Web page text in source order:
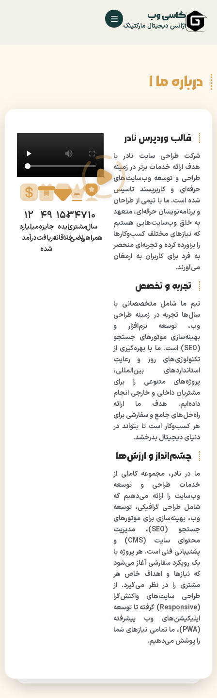
گاسی وب
آژانس دیجیتال مارکتینگ
درباره ما 1
قالب وردپرس نادر
شرکت طراحی سایت نادر با
هدف ارائه خدمات برتر در زمینه
طراحی و توسعه وب‌سایت‌های
حرفه‌ای و کاربرپسند تاسیس
شده است. ما با تیمی از طراحان
و برنامه‌نویسان حرفه‌ای، متعهد
به خلق وب‌سایت‌هایی هستیم
که نیازهای مختلف کسب‌وکارها
را برآورده کرده و تجربه‌ای منحصر
به فرد برای کاربران به ارمغان
می‌آورند.
تجربه و تخصص
تیم ما شامل متخصصانی با
سال‌ها تجربه در زمینه طراحی
وب، توسعه نرم‌افزار و
بهینه‌سازی موتورهای جستجو
(SEO) است. ما با بهره‌گیری از
تکنولوژی‌های روز و رعایت
استانداردهای بین‌المللی،
پروژه‌های متنوعی را برای
مشتریان داخلی و خارجی انجام
داده‌ایم. هدف ما ارائه
راه‌حل‌های جامع و سفارشی برای
هر کسب‌وکار است تا بتواند در
دنیای دیجیتال بدرخشد.
چشم‌انداز و ارزش‌ها
ما در نادر، مجموعه کاملی از
خدمات طراحی و توسعه
وب‌سایت را ارائه می‌دهیم که
شامل طراحی گرافیکی، توسعه
وب، بهینه‌سازی برای موتورهای
جستجو (SEO)، مدیریت
محتوای سایت (CMS) و
پشتیبانی فنی است. هر پروژه با
یک رویکرد سفارشی آغاز می‌شود
که نیازها و اهداف خاص هر
مشتری را در نظر می‌گیرد. از
طراحی سایت‌های واکنش‌گرا
(Responsive) گرفته تا توسعه
اپلیکیشن‌های وب پیشرفته
(PWA)، ما تمامی نیازهای شما
را پوشش می‌دهیم.
10
سال
همراهی
347
مشتری
راضی
150
ایده
خلاقانه
49
جایزه
دریافت
شده
12
میلیارد
درآمد